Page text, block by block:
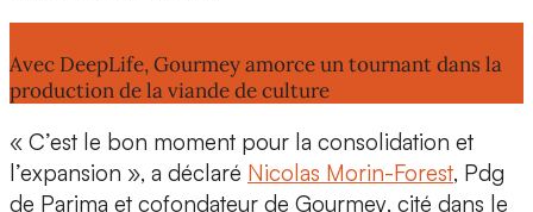
Avec DeepLife, Gourmey amorce un tournant dans la
production de la viande de culture
« C’est le bon moment pour la consolidation et
l’expansion », a déclaré Nicolas Morin-Forest, Pdg
de Parima et cofondateur de Gourmey, cité dans le